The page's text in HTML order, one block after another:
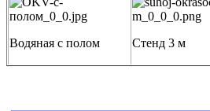
Водяная с полом Стенд 3 м